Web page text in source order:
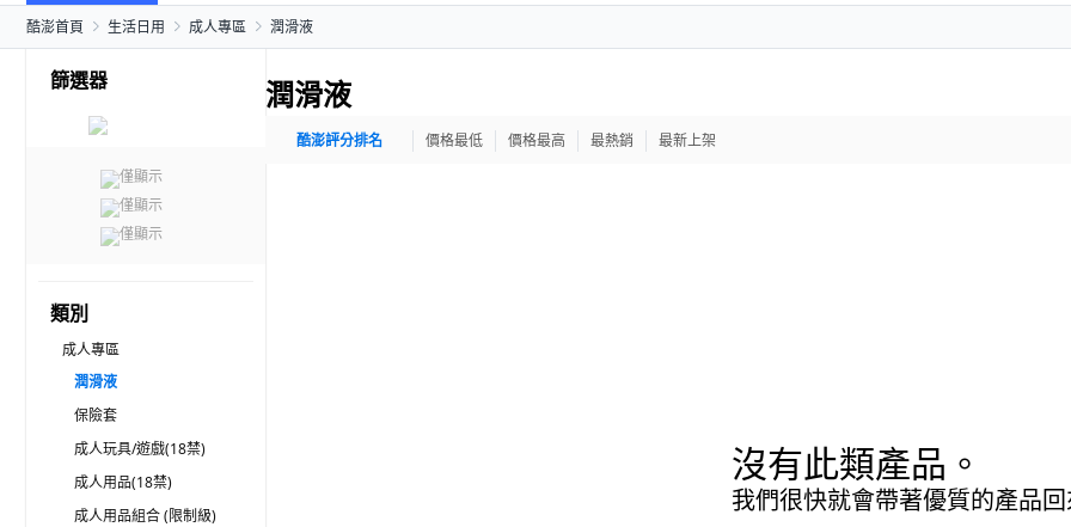
酷澎首頁 生活日用 成人專區 潤滑液
篩選器
僅顯示
僅顯示
僅顯示
類別
成人專區
潤滑液
保險套
成人玩具/遊戲(18禁)
成人用品(18禁)
成人用品組合 (限制級)
潤滑液
酷澎評分排名 價格最低 價格最高 最熱銷 最新上架
沒有此類產品。
我們很快就會帶著優質的產品